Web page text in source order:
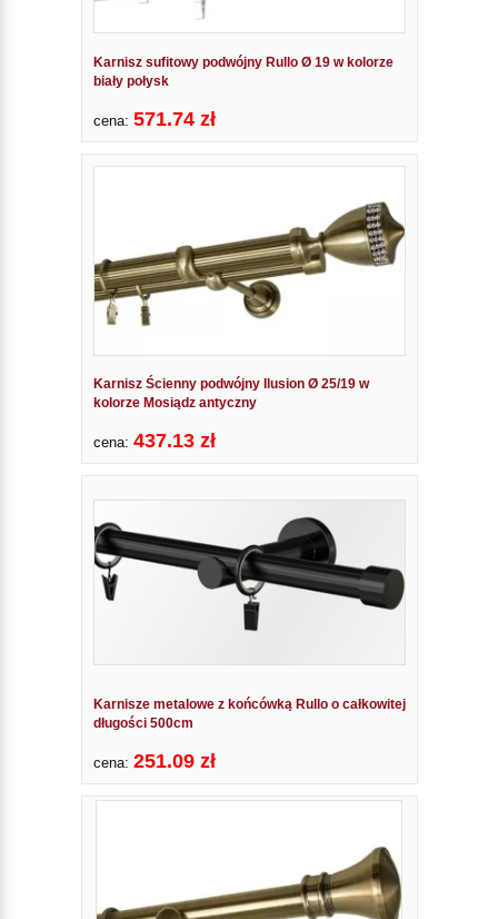
Karnisz sufitowy podwójny Rullo Ø 19 w kolorze
biały połysk
cena: 571.74 zł
Karnisz Ścienny podwójny Ilusion Ø 25/19 w
kolorze Mosiądz antyczny
cena: 437.13 zł
Karnisze metalowe z końcówką Rullo o całkowitej
długości 500cm
cena: 251.09 zł